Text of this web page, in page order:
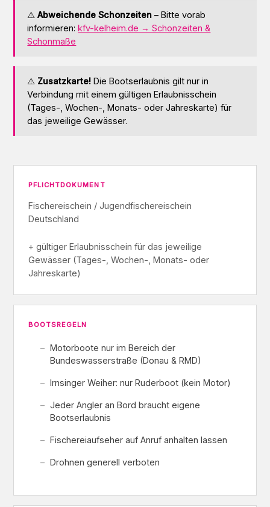
⚠️Abweichende Schonzeiten – Bitte vorab
informieren:kfv-kelheim.de → Schonzeiten &
Schonmaße
⚠️ Zusatzkarte! Die Bootserlaubnis gilt nur in
Verbindung mit einem gültigen Erlaubnisschein
(Tages-, Wochen-, Monats- oder Jahreskarte) für
das jeweilige Gewässer.
PFLICHTDOKUMENT
Fischereischein / Jugendfischereischein
Deutschland
+ gültiger Erlaubnisschein für das jeweilige
Gewässer (Tages-, Wochen-, Monats- oder
Jahreskarte)
BOOTSREGELN
Motorboote nur im Bereich der
Bundeswasserstraße (Donau & RMD)
Irnsinger Weiher: nur Ruderboot (kein Motor)
Jeder Angler an Bord braucht eigene
Bootserlaubnis
Fischereiaufseher auf Anruf anhalten lassen
Drohnen generell verboten